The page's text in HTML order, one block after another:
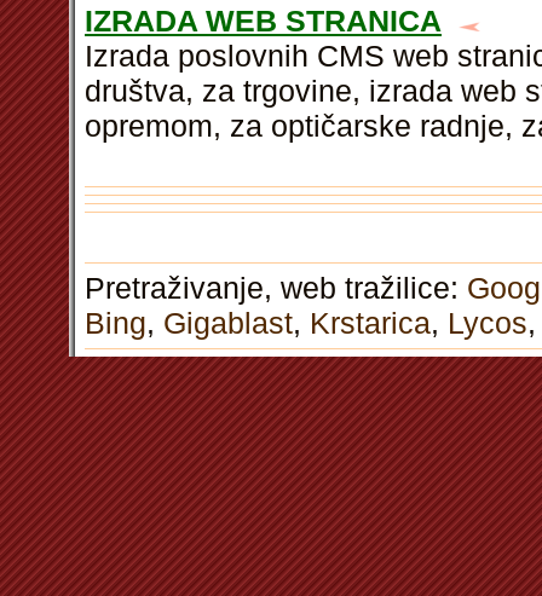
IZRADA WEB STRANICA
Izrada poslovnih CMS web
društva, za trgovine, izrada web
opremom, za optičarske radnje,
Pretraživanje, web tražilice:
Bing, Gigablast, Krstarica, Lycos